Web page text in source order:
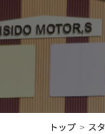
トップ ス